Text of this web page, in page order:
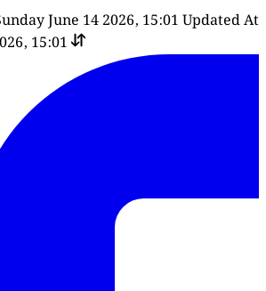
June 14 2026, 15:01 Updated At
15:01